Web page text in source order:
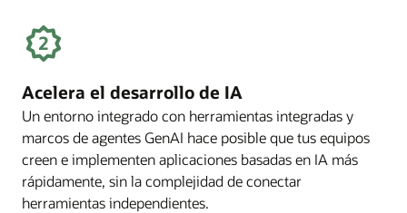
Acelera el desarrollo de IA
Un entorno integrado con herramientas integradas y
marcos de agentes GenAI hace posible que tus equipos
creen e implementen aplicaciones basadas en IA más
rápidamente, sin la complejidad de conectar
herramientas independientes.